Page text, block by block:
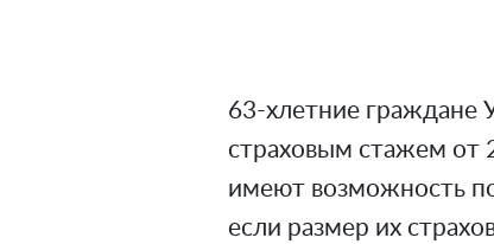
63-хлетние граждане
страховым стажем от
имеют возможность
если размер их